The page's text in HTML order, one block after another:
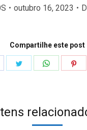
outubro 16, 2023
Compartilhe este post
Share
Share